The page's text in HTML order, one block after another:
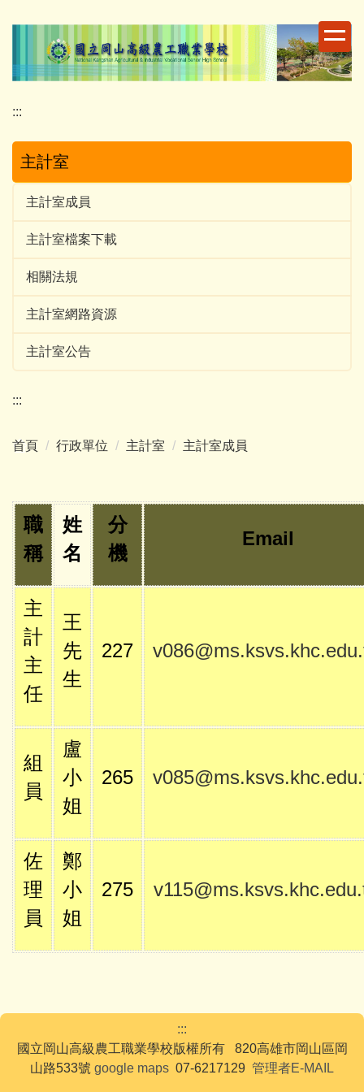
容
:::
主計室
主計室成員
主計室檔案下載
相關法規
主計室網路資源
主計室公告
:::
首頁 行政單位 主計室 主計室成員
職
稱
姓
名
分
機
Email
主
計
主
任
王
先
生
227
組
員
盧
小
姐
265
佐
理
員
鄭
小
姐
275
:::
國立岡山高級農工職業學校版權所有 820高雄市岡山區岡
山路533號 google maps 07-6217129 管理者E-MAIL